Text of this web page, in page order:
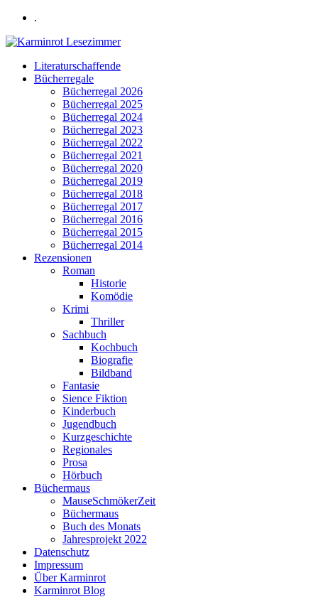
.
Literaturschaffende
Bücherregale
Bücherregal 2026
Bücherregal 2025
Bücherregal 2024
Bücherregal 2023
Bücherregal 2022
Bücherregal 2021
Bücherregal 2020
Bücherregal 2019
Bücherregal 2018
Bücherregal 2017
Bücherregal 2016
Bücherregal 2015
Bücherregal 2014
Rezensionen
Roman
Historie
Komödie
Krimi
Thriller
Sachbuch
Kochbuch
Biografie
Bildband
Fantasie
Sience Fiktion
Kinderbuch
Jugendbuch
Kurzgeschichte
Regionales
Prosa
Hörbuch
Büchermaus
MauseSchmökerZeit
Büchermaus
Buch des Monats
Jahresprojekt 2022
Datenschutz
Impressum
Über Karminrot
Karminrot Blog